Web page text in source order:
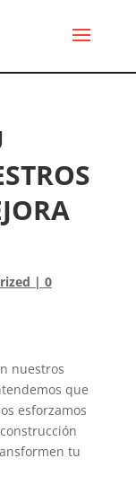
| 0
nuestros
que
esforzamos
tu